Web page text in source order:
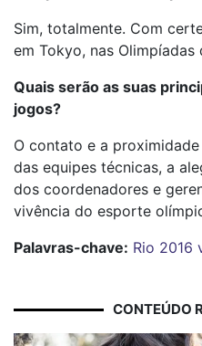
Sim, totalmente. Com
em Tokyo, nas Olimpíadas
Quais serão as suas
jogos?
O contato e a
das equipes técnicas, a
dos coordenadores e
vivência do esporte
Palavras-chave: Rio 2016
CONTEÚDO